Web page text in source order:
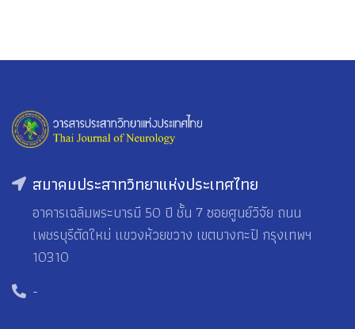
สมาคมประสาทวิทยาแห่งประเทศไทย
อาคารเฉลิมพระบารมี 50 ปี ชั้น 7 ซอยศูนย์วิจัย ถนน
เพชรบุรีตัดใหม่ แขวงห้วยขวาง เขตบางกะปิ กรุงเทพฯ
10310
-